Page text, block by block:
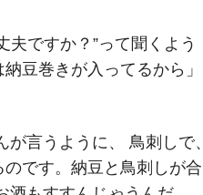
夫ですか？”って聞くよう
豆巻きが入ってるから」
言うように、 鳥刺しで、
です。納豆と鳥刺しが合